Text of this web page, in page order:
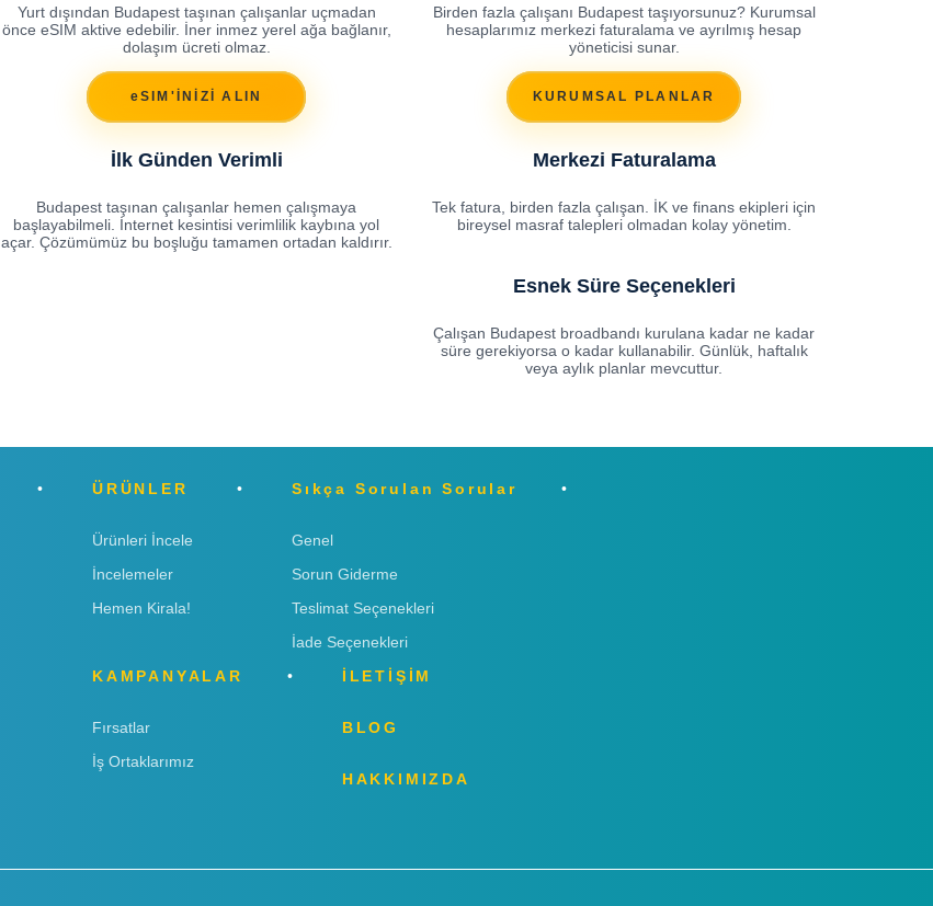
Yurt dışından Budapest taşınan çalışanlar uçmadan
önce eSIM aktive edebilir. İner inmez yerel ağa bağlanır,
dolaşım ücreti olmaz.
eSIM'İNİZİ ALIN
Birden fazla çalışanı Budapest taşıyorsunuz? Kurumsal
hesaplarımız merkezi faturalama ve ayrılmış hesap
yöneticisi sunar.
KURUMSAL PLANLAR
İlk Günden Verimli
Budapest taşınan çalışanlar hemen çalışmaya
başlayabilmeli. İnternet kesintisi verimlilik kaybına yol
açar. Çözümümüz bu boşluğu tamamen ortadan kaldırır.
Merkezi Faturalama
Tek fatura, birden fazla çalışan. İK ve finans ekipleri için
bireysel masraf talepleri olmadan kolay yönetim.
Esnek Süre Seçenekleri
Çalışan Budapest broadbandı kurulana kadar ne kadar
süre gerekiyorsa o kadar kullanabilir. Günlük, haftalık
veya aylık planlar mevcuttur.
ÜRÜNLER
Ürünleri İncele
İncelemeler
Hemen Kirala!
Sıkça Sorulan Sorular
Genel
Sorun Giderme
Teslimat Seçenekleri
İade Seçenekleri
KAMPANYALAR
Fırsatlar
İş Ortaklarımız
İLETİŞİM
BLOG
HAKKIMIZDA